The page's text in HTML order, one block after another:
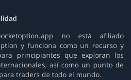
no está afiliado
y funciona como un recurso y
principiantes que exploran los
así como un punto de
traders de todo el mundo.